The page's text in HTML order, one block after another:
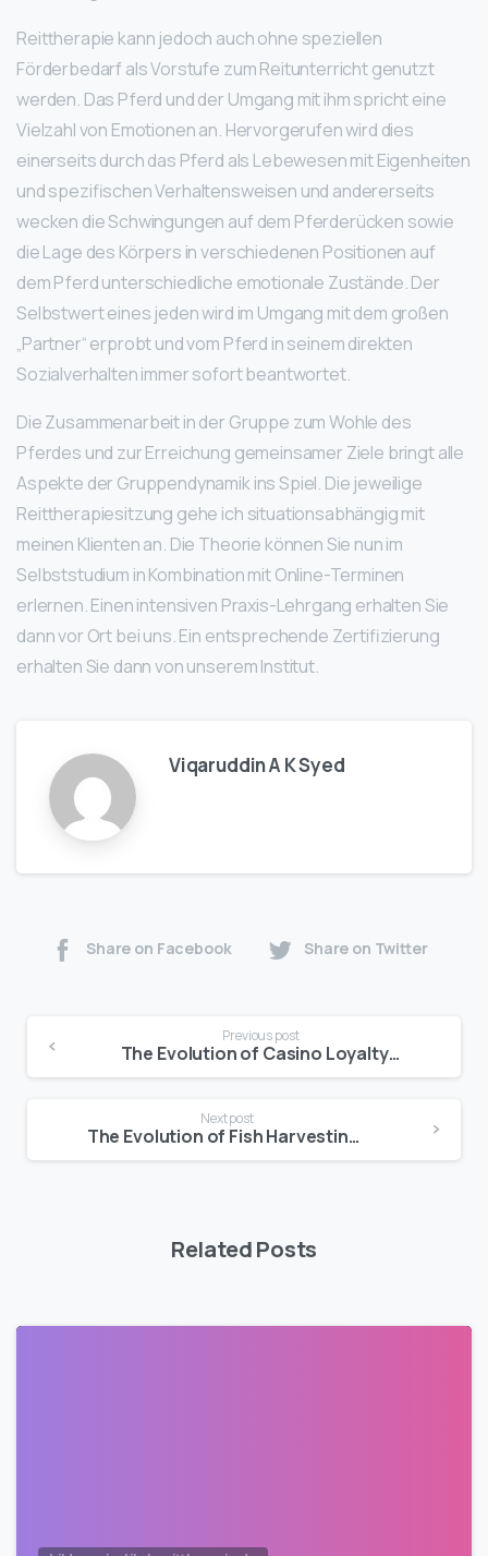
Reittherapie kann jedoch auch ohne speziellen
Förderbedarf als Vorstufe zum Reitunterricht genutzt
werden. Das Pferd und der Umgang mit ihm spricht eine
Vielzahl von Emotionen an. Hervorgerufen wird dies
einerseits durch das Pferd als Lebewesen mit Eigenheiten
und spezifischen Verhaltensweisen und andererseits
wecken die Schwingungen auf dem Pferderücken sowie
die Lage des Körpers in verschiedenen Positionen auf
dem Pferd unterschiedliche emotionale Zustände. Der
Selbstwert eines jeden wird im Umgang mit dem großen
„Partner“ erprobt und vom Pferd in seinem direkten
Sozialverhalten immer sofort beantwortet.
Die Zusammenarbeit in der Gruppe zum Wohle des
Pferdes und zur Erreichung gemeinsamer Ziele bringt alle
Aspekte der Gruppendynamik ins Spiel. Die jeweilige
Reittherapiesitzung gehe ich situationsabhängig mit
meinen Klienten an. Die Theorie können Sie nun im
Selbststudium in Kombination mit Online-Terminen
erlernen. Einen intensiven Praxis-Lehrgang erhalten Sie
dann vor Ort bei uns. Ein entsprechende Zertifizierung
erhalten Sie dann von unserem Institut.
Viqaruddin A K Syed
Share on Facebook Share on Twitter
Previous post
The Evolution of Casino Loyalty Programs
Next post
The Evolution of Fish Harvesting: From Ancient Methods to Modern Games #18
Related Posts